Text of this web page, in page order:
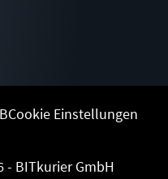
Cookie Einstellungen
- BITkurier GmbH